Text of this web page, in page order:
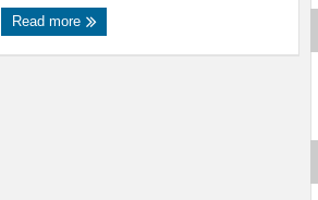
Read more